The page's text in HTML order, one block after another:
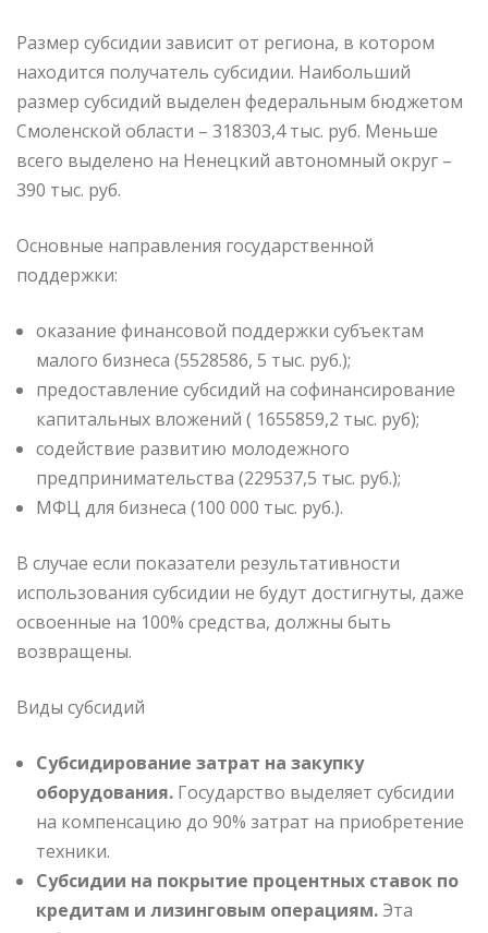
Размер субсидии зависит от региона, в котором
находится получатель субсидии. Наибольший
размер субсидий выделен федеральным бюджетом
Смоленской области – 318303,4 тыс. руб. Меньше
всего выделено на Ненецкий автономный округ –
390 тыс. руб.
Основные направления государственной
поддержки:
оказание финансовой поддержки субъектам
малого бизнеса (5528586, 5 тыс. руб.);
предоставление субсидий на софинансирование
капитальных вложений ( 1655859,2 тыс. руб);
содействие развитию молодежного
предпринимательства (229537,5 тыс. руб.);
МФЦ для бизнеса (100 000 тыс. руб.).
В случае если показатели результативности
использования субсидии не будут достигнуты, даже
освоенные на 100% средства, должны быть
возвращены.
Виды субсидий
Субсидирование затрат на закупку
оборудования. Государство выделяет субсидии
на компенсацию до 90% затрат на приобретение
техники.
Субсидии на покрытие процентных ставок по
кредитам и лизинговым операциям. Эта